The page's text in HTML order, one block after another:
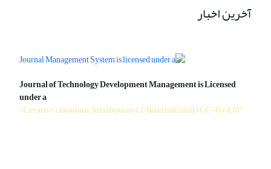
آخرین اخبار
Journal of Technology Development Management is Licensed
under a
"Creative commons Attribution 4.0 International (CC-By 4.0)"